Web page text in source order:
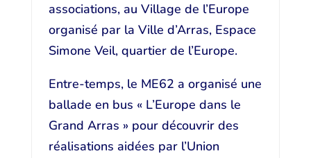
associations, au Village de l’Europe
organisé par la Ville d’Arras, Espace
Simone Veil, quartier de l’Europe.
Entre-temps, le ME62 a organisé une
ballade en bus « L’Europe dans le
Grand Arras » pour découvrir des
réalisations aidées par l’Union